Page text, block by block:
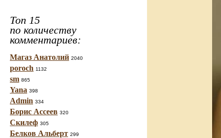
Топ 15
по количеству
комментариев:
Магаз Анатолий 2040
poroch 1132
sm 865
Yana 398
Admin 334
Борис Ассеев 320
Скилеф 305
Белков Альберт 299